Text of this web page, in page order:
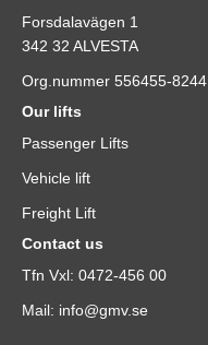
Forsdalavägen 1
342 32 ALVESTA
Org.nummer 556455-8244
Our lifts
Passenger Lifts
Vehicle lift
Freight Lift
Contact us
Tfn Vxl: 0472-456 00
Mail: info@gmv.se